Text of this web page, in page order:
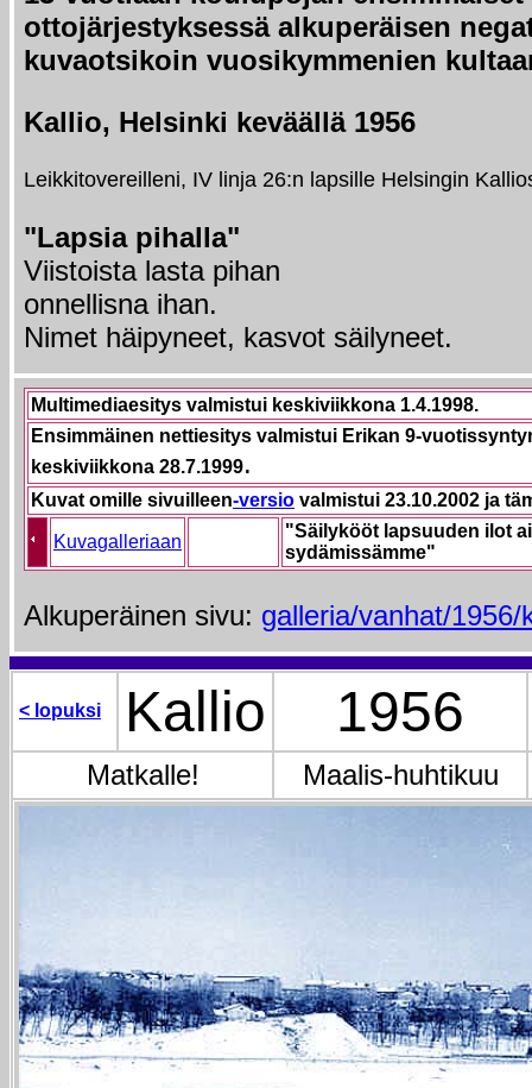
ottojärjestyksessä alkuperäisen
kuvaotsikoin vuosikymmenien
Kallio, Helsinki keväällä 1956
Leikkitovereilleni, IV linja 26:n lapsille Helsingin
"Lapsia pihalla"
Viistoista lasta pihan
onnellisna ihan.
Nimet häipyneet, kasvot säilyneet.
Multimediaesitys valmistui keskiviikkona 1.4.1998.
Ensimmäinen nettiesitys valmistui Erikan 9-
keskiviikkona 28.7.1999.
Kuvat omille sivuilleen-versio valmistui 23.10.2002 ja
Kuvagalleriaan
"Säilykööt lapsuuden ilot
sydämissämme"
Alkuperäinen sivu: galleria/vanhat/1956/
< lopuksi Kallio 1956
Matkalle! Maalis-huhtikuu